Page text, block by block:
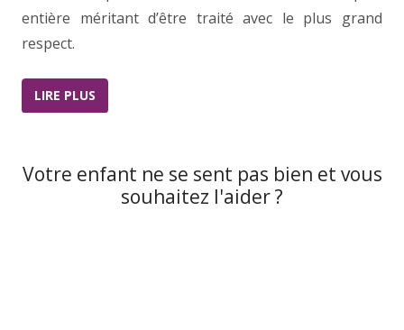
entière méritant d’être traité avec le plus grand
respect.
LIRE PLUS
Votre enfant ne se sent pas bien et vous
souhaitez l'aider ?